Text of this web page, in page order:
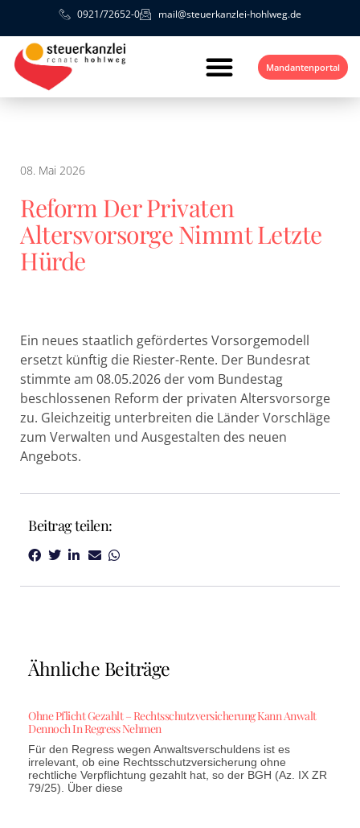
0921/72652-0 mail@steuerkanzlei-hohlweg.de
Mandantenportal
08. Mai 2026
Reform Der Privaten
Altersvorsorge Nimmt Letzte
Hürde
Ein neues staatlich gefördertes Vorsorgemodell
ersetzt künftig die Riester-Rente. Der Bundesrat
stimmte am 08.05.2026 der vom Bundestag
beschlossenen Reform der privaten Altersvorsorge
zu. Gleichzeitig unterbreiten die Länder Vorschläge
zum Verwalten und Ausgestalten des neuen
Angebots.
Beitrag teilen:
Ähnliche Beiträge
Ohne Pflicht Gezahlt – Rechtsschutzversicherung Kann Anwalt
Dennoch In Regress Nehmen
Für den Regress wegen Anwaltsverschuldens ist es
irrelevant, ob eine Rechtsschutzversicherung ohne
rechtliche Verpflichtung gezahlt hat, so der BGH (Az. IX ZR
79/25). Über diese